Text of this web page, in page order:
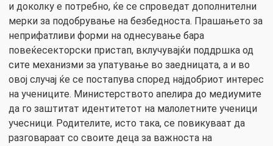
и доколку е потребно, ќе се спроведат дополнителни
мерки за подобрување на безбедноста. Прашањето за
неприфатливи форми на однесување бара
повеќесекторски пристап, вклучувајќи поддршка од
сите механизми за упатување во заедницата, а и во
овој случај ќе се постапува според најдобриот интерес
на учениците. Министерството апелира до медиумите
да го заштитат идентитетот на малолетните ученици
учесници. Родителите, исто така, се повикуваат да
разговараат со своите деца за важноста на